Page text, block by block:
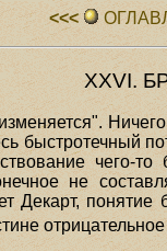
<<<
XXVI.
быстротечный
чего-
не
Декарт,